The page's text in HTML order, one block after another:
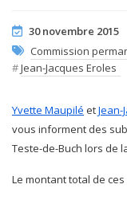
30 novembre 2015
Commission
#Jean-Jacques Eroles
Yvette Maupilé etJean-
vous informent des
Teste-de-Buch lors de
Le montant total de ces